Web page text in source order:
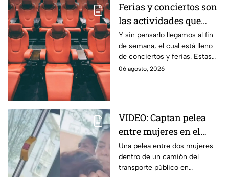
Ferias y conciertos son
las actividades que
habrá en Puebla del 7 al
9 de agosto
Y sin pensarlo llegamos al fin
de semana, el cual está lleno
de conciertos y ferias. Estas
son las actividades que habrá
06 agosto, 2026
VIDEO: Captan pelea
entre mujeres en el
transporte público; así
se desgreñaron en
Monterrey
Una pelea entre dos mujeres
dentro de un camión del
transporte público en